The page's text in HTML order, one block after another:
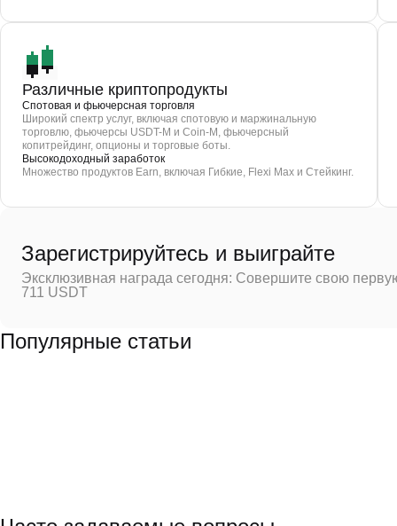
Различные криптопродукты
Спотовая и фьючерсная торговля
Широкий спектр услуг, включая спотовую и маржинальную
торговлю, фьючерсы USDT-M и Coin-M, фьючерсный
копитрейдинг, опционы и торговые боты.
Высокодоходный заработок
Множество продуктов Earn, включая Гибкие, Flexi Max и Стейкинг.
Зарегистрируйтесь и выиграйте
Эксклюзивная награда сегодня: Совершите свою
711 USDT
Популярные статьи